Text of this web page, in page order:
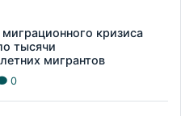
кризиса
тысячи
мигрантов
0